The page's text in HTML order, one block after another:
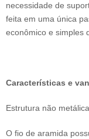
necessidade de
feita em uma única
econômico e simples
Características e
Estrutura não
O fio de aramida